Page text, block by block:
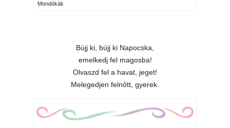
Mondókák
Bújj ki, bújj ki Napocska,
emelkedj fel magosba!
Olvaszd fel a havat, jeget!
Melegedjen felnőtt, gyerek.